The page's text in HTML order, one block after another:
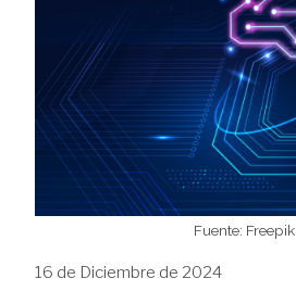
Fuente: Freepik
16 de Diciembre de 2024